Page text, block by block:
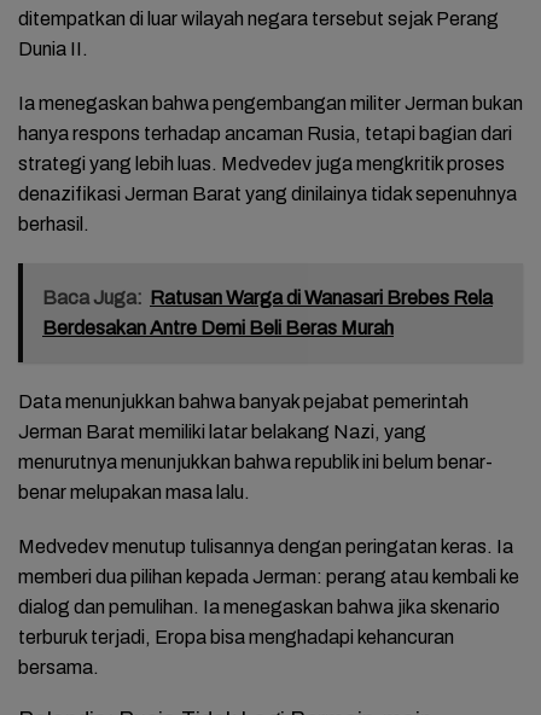
ditempatkan di luar wilayah negara tersebut sejak Perang
Dunia II.
Ia menegaskan bahwa pengembangan militer Jerman bukan
hanya respons terhadap ancaman Rusia, tetapi bagian dari
strategi yang lebih luas. Medvedev juga mengkritik proses
denazifikasi Jerman Barat yang dinilainya tidak sepenuhnya
berhasil.
Baca Juga: Ratusan Warga di Wanasari Brebes Rela
Berdesakan Antre Demi Beli Beras Murah
Data menunjukkan bahwa banyak pejabat pemerintah
Jerman Barat memiliki latar belakang Nazi, yang
menurutnya menunjukkan bahwa republik ini belum benar-
benar melupakan masa lalu.
Medvedev menutup tulisannya dengan peringatan keras. Ia
memberi dua pilihan kepada Jerman: perang atau kembali ke
dialog dan pemulihan. Ia menegaskan bahwa jika skenario
terburuk terjadi, Eropa bisa menghadapi kehancuran
bersama.